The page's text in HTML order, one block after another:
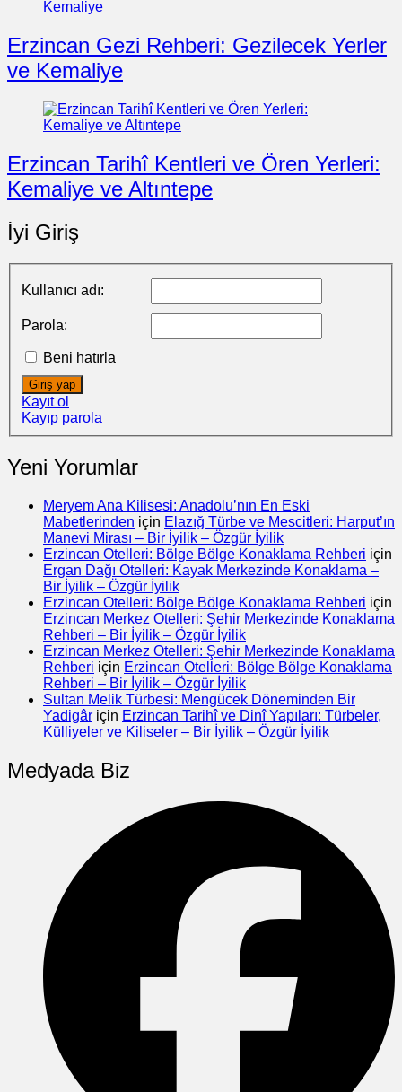
Erzincan Gezi Rehberi: Gezilecek Yerler
ve Kemaliye
Erzincan Tarihî Kentleri ve Ören Yerleri:
Kemaliye ve Altıntepe
İyi Giriş
Kullanıcı adı:
Parola:
Beni hatırla
Giriş yap
Kayıt ol
Kayıp parola
Yeni Yorumlar
Meryem Ana Kilisesi: Anadolu’nın En Eski
Mabetlerinden için Elazığ Türbe ve Mescitleri: Harput’ın
Manevi Mirası – Bir İyilik – Özgür İyilik
Erzincan Otelleri: Bölge Bölge Konaklama Rehberi için
Ergan Dağı Otelleri: Kayak Merkezinde Konaklama –
Bir İyilik – Özgür İyilik
Erzincan Otelleri: Bölge Bölge Konaklama Rehberi için
Erzincan Merkez Otelleri: Şehir Merkezinde Konaklama
Rehberi – Bir İyilik – Özgür İyilik
Erzincan Merkez Otelleri: Şehir Merkezinde Konaklama
Rehberi için Erzincan Otelleri: Bölge Bölge Konaklama
Rehberi – Bir İyilik – Özgür İyilik
Sultan Melik Türbesi: Mengücek Döneminden Bir
Yadigâr için Erzincan Tarihî ve Dinî Yapıları: Türbeler,
Külliyeler ve Kiliseler – Bir İyilik – Özgür İyilik
Medyada Biz